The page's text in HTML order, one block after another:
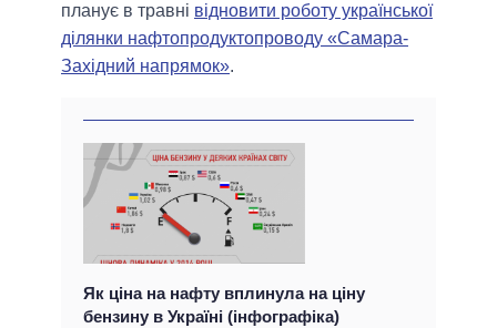
планує в травні відновити роботу української
ділянки нафтопродуктопроводу «Самара-
Західний напрямок».
Як ціна на нафту вплинула на ціну
бензину в Україні (інфографіка)